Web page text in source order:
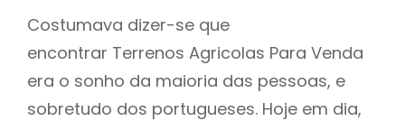
Costumava dizer-se que
encontrar Terrenos Agricolas Para Venda
era o sonho da maioria das pessoas, e
sobretudo dos portugueses. Hoje em dia,